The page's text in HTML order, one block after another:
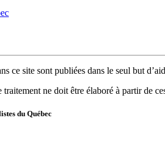
ce site sont publiées dans le seul but
ne doit être élaboré à partir de
du Québec